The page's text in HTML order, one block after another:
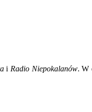
i Radio Niepokalanów. W